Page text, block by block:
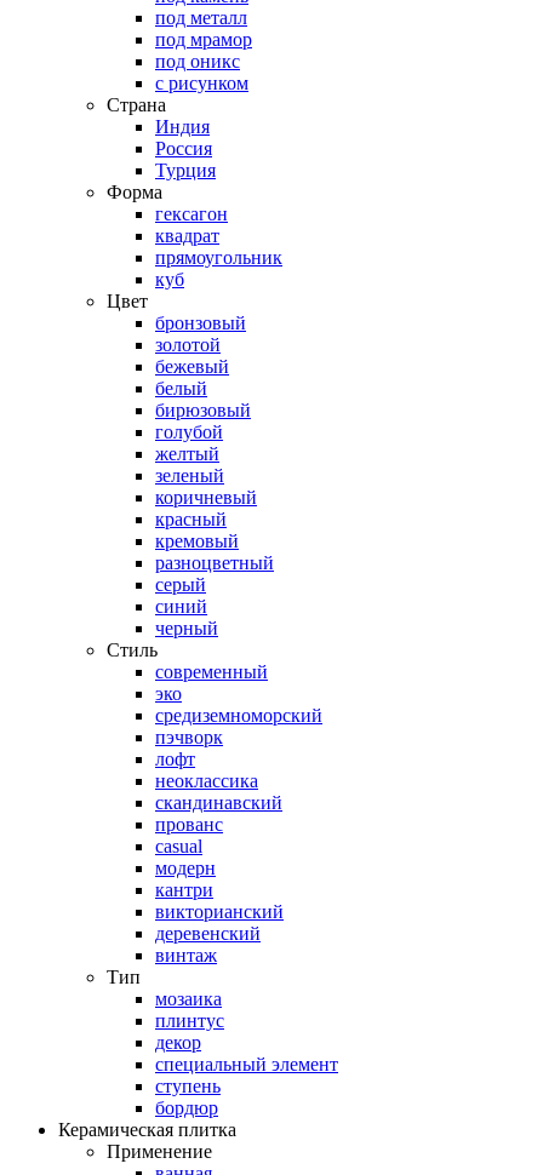
под металл
под мрамор
под оникс
с рисунком
Страна
Индия
Россия
Турция
Форма
гексагон
квадрат
прямоугольник
куб
Цвет
бронзовый
золотой
бежевый
белый
бирюзовый
голубой
желтый
зеленый
коричневый
красный
кремовый
разноцветный
серый
синий
черный
Стиль
современный
эко
средиземноморский
пэчворк
лофт
неоклассика
скандинавский
прованс
casual
модерн
кантри
викторианский
деревенский
винтаж
Тип
мозаика
плинтус
декор
специальный элемент
ступень
бордюр
Керамическая плитка
Применение